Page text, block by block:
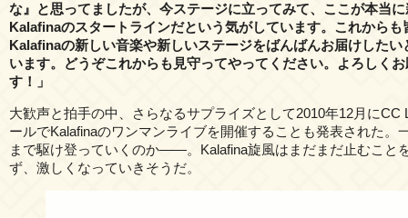
な』と思ってましたが、今ステージに立ってみて、ここが本当
Kalafinaのスタートラインだという気がしています。これからも
Kalafinaの新しい音楽や新しいステージをばんばんお届けしたい
います。どうぞこれからも見守ってやってください。よろしく
す！」
大歓声と拍手の中、さらなるサプライズとして2010年12月にCC
ールでKalafinaのワンマンライブを開催することも発表された。
まで駆け登っていくのか――。Kalafina旋風はまだまだ止むこと
ず、激しくなっていきそうだ。